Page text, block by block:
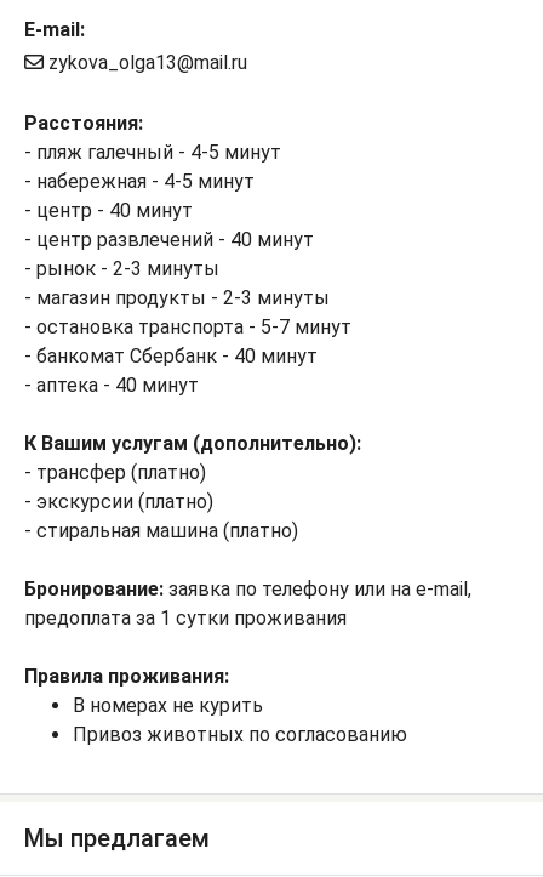
E-mail:
zykova_olga13@mail.ru
Расстояния:
- пляж галечный - 4-5 минут
- набережная - 4-5 минут
- центр - 40 минут
- центр развлечений - 40 минут
- рынок - 2-3 минуты
- магазин продукты - 2-3 минуты
- остановка транспорта - 5-7 минут
- банкомат Сбербанк - 40 минут
- аптека - 40 минут
К Вашим услугам (дополнительно):
- трансфер (платно)
- экскурсии (платно)
- стиральная машина (платно)
Бронирование: заявка по телефону или на e-mail,
предоплата за 1 сутки проживания
Правила проживания:
В номерах не курить
Привоз животных по согласованию
Мы предлагаем